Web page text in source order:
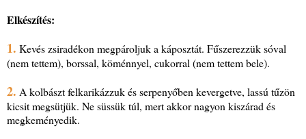
Elkészítés:
1. Kevés zsiradékon megpároljuk a káposztát. Fűszerezzük sóval
(nem tettem), borssal, köménnyel, cukorral (nem tettem bele).
2. A kolbászt felkarikázzuk és serpenyőben kevergetve, lassú tűzön
kicsit megsütjük. Ne süssük túl, mert akkor nagyon kiszárad és
megkeményedik.